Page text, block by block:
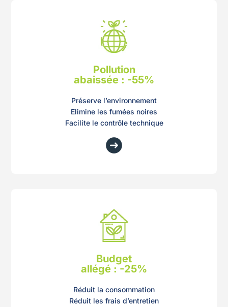
Pollution
abaissée : -55%
Préserve l’environnement
Elimine les fumées noires
Facilite le contrôle technique
Budget
allégé : -25%
Réduit la consommation
Réduit les frais d’entretien